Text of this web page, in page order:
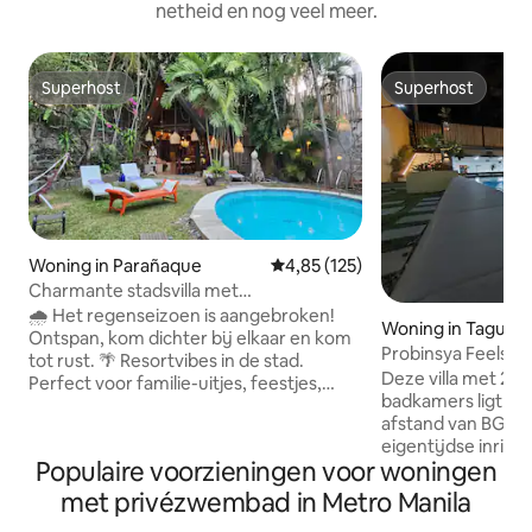
netheid en nog veel meer.
Superhost
Superhost
Woning in Parañaque Gemiddelde beoordeling van
4,85 (125)
Charmante stadsvilla met
privézwembad en grote tuin
🌧️ Het regenseizoen is aangebroken!
Ontspan, kom dichter bij elkaar en kom
tot rust. 🌴 Resortvibes in de stad.
Perfect voor familie-uitjes, feestjes,
barbecue, tuin en boerderijdieren. ❄️
VOLLEDIG MET AIRCONDITIONING –
Woonkamer en alle 3 de slaapkamers. 🛏️
Superhost
Superhost
Woning in Taguig
Probinsya Feels
Deze villa met 2
badkamers ligt
afstand van BGC
eigentijdse
voorzieningen en
iedereen van kan
ligt op een terrein
Populaire voorzieningen voor woningen
met privézwembad in Metro Manila